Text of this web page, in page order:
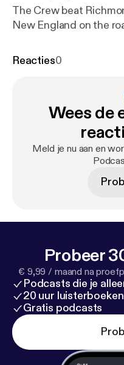
The Crew beat
New England on the
Reacties0
Wees de
Meld je nu aan en
Probeer
€ 9,99 / maand na
Podcasts die je
20 uur
Gratis podcasts